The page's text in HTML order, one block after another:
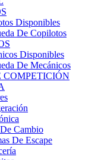
Disponibles
De Copilotos
Disponibles
De Mecánicos
COMPETICIÓN
Cambio
De Escape